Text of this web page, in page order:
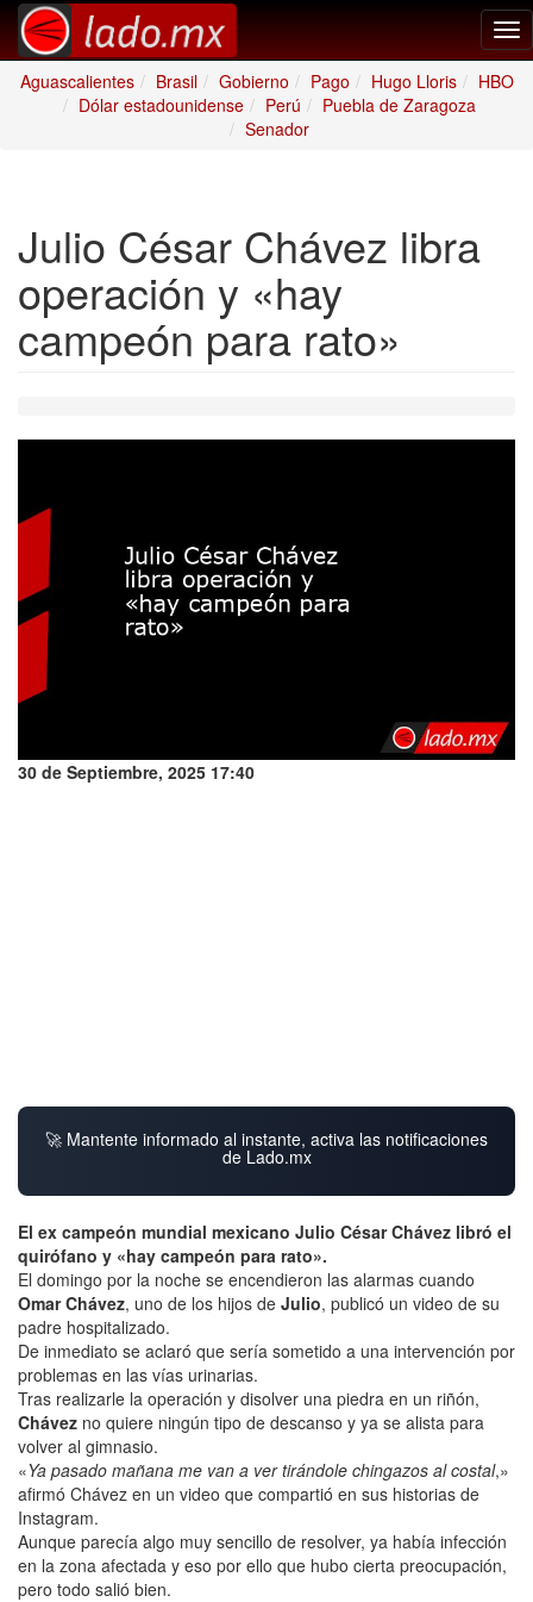
Aguascalientes
Brasil Gobierno Pago Hugo Lloris
HBO
Dólar estadounidense
Perú
Puebla de Zaragoza
Senador
Julio César Chávez libra
operación y «hay
campeón para rato»
30 de Septiembre, 2025 17:40
🚀 Mantente informado al instante, activa las notificaciones
de Lado.mx
El ex campeón mundial mexicano Julio César Chávez libró el
quirófano y «hay campeón para rato».
El domingo por la noche se encendieron las alarmas cuando
Omar Chávez, uno de los hijos de Julio, publicó un video de su
padre hospitalizado.
De inmediato se aclaró que sería sometido a una intervención por
problemas en las vías urinarias.
Tras realizarle la operación y disolver una piedra en un riñón,
Chávez no quiere ningún tipo de descanso y ya se alista para
volver al gimnasio.
«Ya pasado mañana me van a ver tirándole chingazos al costal,»
afirmó Chávez en un video que compartió en sus historias de
Instagram.
Aunque parecía algo muy sencillo de resolver, ya había infección
en la zona afectada y eso por ello que hubo cierta preocupación,
pero todo salió bien.